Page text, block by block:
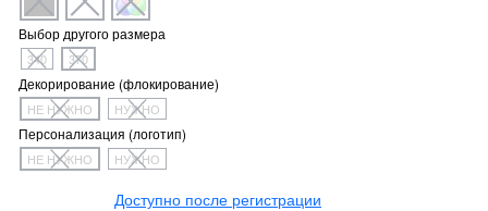
Выбор другого размера
340 370
Декорирование (флокирование)
НЕ НУЖНО НУЖНО
Персонализация (логотип)
НЕ НУЖНО НУЖНО
Доступно после регистрации